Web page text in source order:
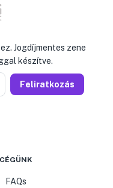
Jogdíjmentes zene
készítve.
Feliratkozás
CÉGÜNK
FAQs